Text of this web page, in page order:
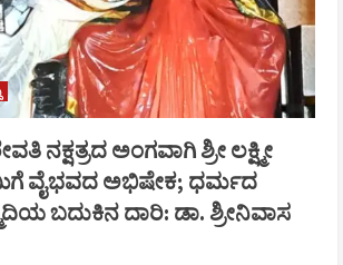
ನಕ್ಷತ್ರದ ಅಂಗವಾಗಿ ಶ್ರೀ ಲಕ್ಷ್ಮೀ
ವೈಭವದ ಅಭಿಷೇಕ; ಧರ್ಮದ
ಬದುಕಿನ ದಾರಿ: ಡಾ. ಶ್ರೀನಿವಾಸ